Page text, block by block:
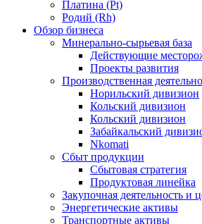
Платина (Pt)
Родий (Rh)
Обзор бизнеса
Минерально-сырьевая база
Действующие
Проекты развития
Производственная
Норильский дивизион
Кольский дивизион
Кольский дивизион
Забайкальский
Nkomati
Сбыт продукции
Сбытовая стратегия
Продуктовая линейка
Закупочная деятельность и
Энергетические активы
Транспортные активы